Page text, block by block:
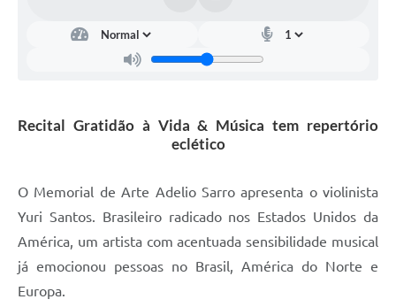
Carta de Serviços
Links Úteis
Recital Gratidão à Vida & Música tem repertório
eclético
O Memorial de Arte Adelio Sarro apresenta o violinista
Yuri Santos. Brasileiro radicado nos Estados Unidos da
América, um artista com acentuada sensibilidade musical
já emocionou pessoas no Brasil, América do Norte e
Europa.